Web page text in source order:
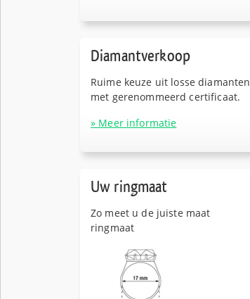
Diamantverkoop
Ruime keuze uit losse diamanten
met gerenommeerd certificaat.
» Meer informatie
Uw ringmaat
Zo meet u de juiste maat
ringmaat